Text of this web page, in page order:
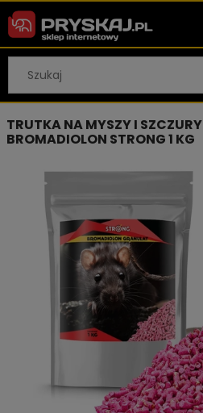
TRUTKA NA MYSZY I
BROMADIOLON STRONG 1 KG